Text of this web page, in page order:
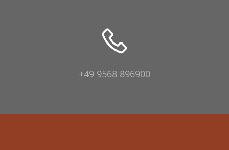
+49 9568 896900